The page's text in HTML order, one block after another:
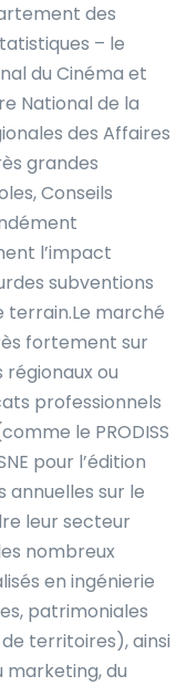
des
– le
du Cinéma et
National de la
des Affaires
grandes
Conseils
l’impact
subventions
terrain.Le marché
fortement sur
ou
professionnels
le PRODISS
pour l’édition
annuelles sur le
leur secteur
nombreux
en ingénierie
patrimoniales
territoires), ainsi
marketing, du